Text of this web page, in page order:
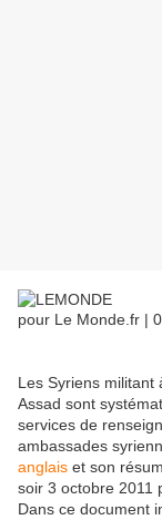
pour Le Monde.fr |
Les Syriens militant
Assad sont
services de
ambassades
anglais et son
soir 3 octobre 2011
Dans ce document